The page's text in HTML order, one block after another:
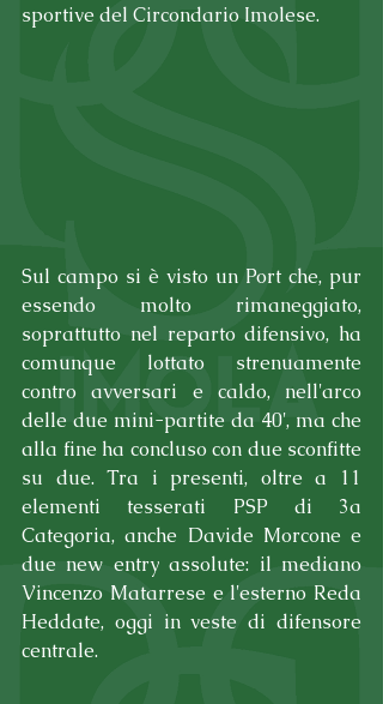
sportive del Circondario Imolese.
Sul campo si è visto un Port che, pur
essendo molto rimaneggiato,
soprattutto nel reparto difensivo, ha
comunque lottato strenuamente
contro avversari e caldo, nell'arco
delle due mini-partite da 40', ma che
alla fine ha concluso con due sconfitte
su due. Tra i presenti, oltre a 11
elementi tesserati PSP di 3a
Categoria, anche Davide Morcone e
due new entry assolute: il mediano
Vincenzo Matarrese e l'esterno Reda
Heddate, oggi in veste di difensore
centrale.